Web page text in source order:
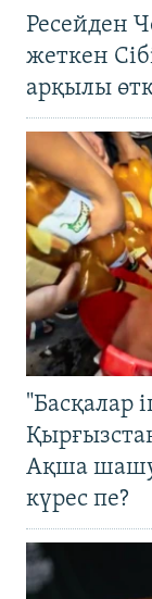
Ресейден
жеткен
арқылы
"Басқалар
Ақша
күрес пе?